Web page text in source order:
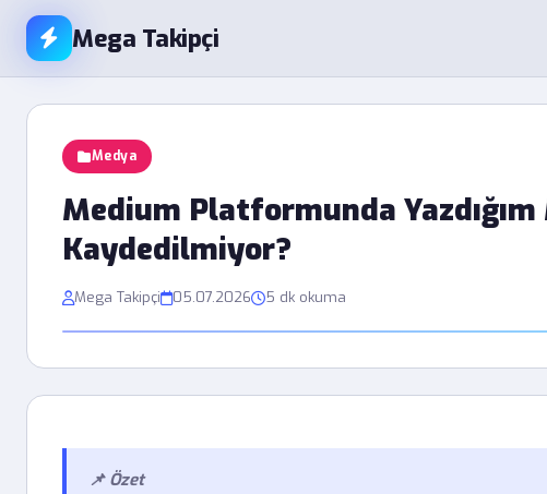
Mega Takipçi
Medya
Medium Platformunda
Kaydedilmiyor?
Mega Takipçi 05.07.2026 5 dk okuma
📌 Özet